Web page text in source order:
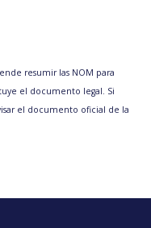
resumir las NOM para
el documento legal. Si
el documento oficial de la